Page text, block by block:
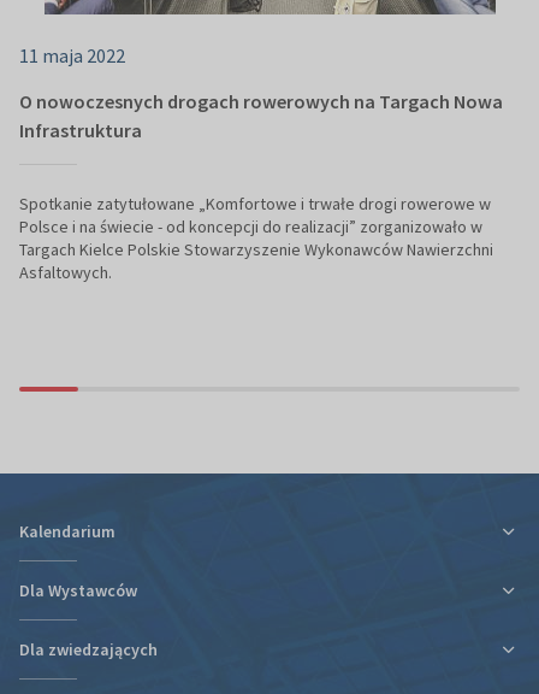
11 maja 2022
O nowoczesnych drogach rowerowych na Targach Nowa
Infrastruktura
Spotkanie zatytułowane „Komfortowe i trwałe drogi rowerowe w
Polsce i na świecie - od koncepcji do realizacji” zorganizowało w
Targach Kielce Polskie Stowarzyszenie Wykonawców Nawierzchni
Asfaltowych.
Kalendarium
Dla Wystawców
Ulga podatkowa za udział w targach
Dla zwiedzających